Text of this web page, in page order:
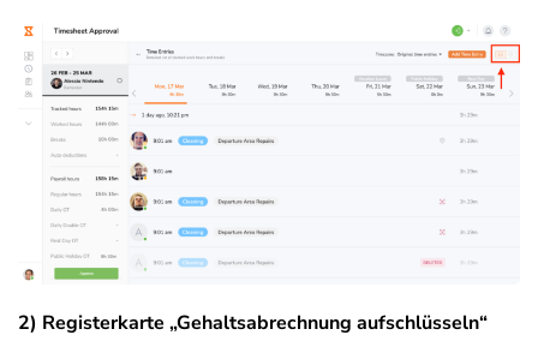
2) Registerkarte „Gehaltsabrechnung aufschlüsseln“